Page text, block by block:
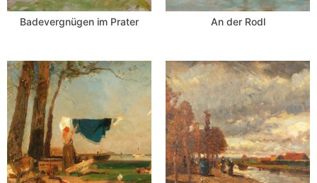
Badevergnügen im Prater An der Rodl